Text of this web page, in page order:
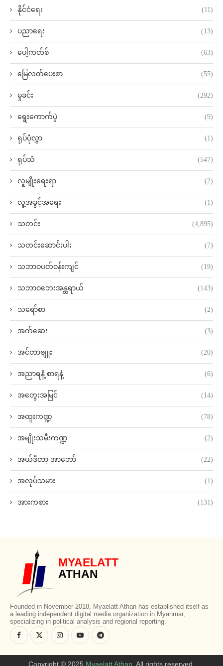
နိုင်ငံရေး (11)
ပညာရေး (13)
ပေါ့ကတ်စ် (63)
မြေလတ်ပေးစာ (55)
မှုခင်း (292)
ရွေးကောက်ပွဲ (9)
ရုပ်ပုံလွှာ (1)
ရုပ်သံ (547)
လူမျိုးရေးရာ (2)
လူ့အခွင့်အရေး (1)
သတင်း (4,895)
သတင်းဆောင်းပါး (7)
သဘာဝပတ်ဝန်းကျင် (19)
သဘာဝဘေးအန္တရာယ် (143)
သရော်စာ (2)
အက်ဆေး (3)
အင်တာဗျူး (20)
အညာရနံ့ စာရနံ့ (6)
အတွေးအမြင် (14)
အထူးကဏ္ဍ (78)
အမျိုးသမီးကဏ္ဍ (2)
အယ်ဒီတာ့ အာဘော် (22)
အလုပ်သမား (1)
အားကစား (131)
MYAELATT
ATHAN
Founded in November 2018, Myaelatt Athan has established itself as
a leading independent digital media organization in Myanmar,
specializing in political analysis and regional reporting.
Copyright © 2025 Myaelatt Athan . All rights reserved.